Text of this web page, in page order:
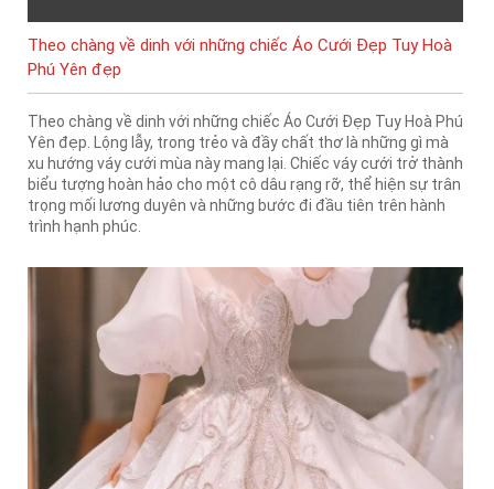
Theo chàng về dinh với những chiếc Áo Cưới Đẹp Tuy Hoà
Phú Yên đẹp
Theo chàng về dinh với những chiếc Áo Cưới Đẹp Tuy Hoà Phú
Yên đẹp. Lộng lẫy, trong trẻo và đầy chất thơ là những gì mà
xu hướng váy cưới mùa này mang lại. Chiếc váy cưới trở thành
biểu tượng hoàn hảo cho một cô dâu rạng rỡ, thể hiện sự trân
trọng mối lương duyên và những bước đi đầu tiên trên hành
trình hạnh phúc.